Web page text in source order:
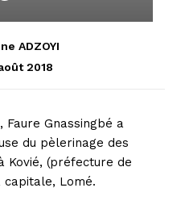
ADZOYI
2018
Gnassingbé a
du pèlerinage des
Kovié, (préfecture de
capitale, Lomé.